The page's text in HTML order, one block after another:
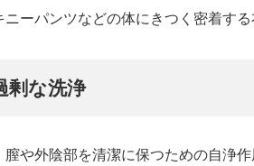
ニーパンツなどの体にきつく密着す
剰な洗浄
膣や外陰部を清潔に保つための自浄